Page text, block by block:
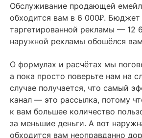
Обслуживание продающей
обходится вам в 6 000₽. Бюджет
таргетированной рекламы — 12
наружной рекламы обошёлся
О формулах и расчётах мы
а пока просто поверьте нам на
случае получается, что самый
канал — это рассылка, потому
к вам большее количество
за меньшие деньги. А вот
обходится вам неоправданно